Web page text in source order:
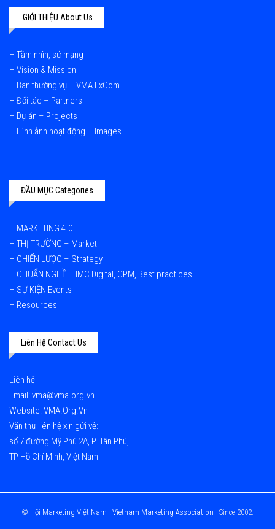
GIỚI THIỆU About Us
– Tầm nhìn, sứ mạng
– Vision & Mission
– Ban thường vụ – VMA ExCom
– Đối tác – Partners
– Dự án – Projects
– Hình ảnh hoạt động – Images
ĐẦU MỤC Categories
– MARKETING 4.0
– THỊ TRƯỜNG – Market
– CHIẾN LƯỢC – Strategy
– CHUẨN NGHỀ – IMC Digital, CPM, Best practices
– SỰ KIỆN Events
– Resources
Liên Hệ Contact Us
Liên hệ
Email: vma@vma.org.vn
Website: VMA.Org.Vn
Văn thư liên hệ xin gửi về:
số 7 đường Mỹ Phú 2A, P. Tân Phú,
TP Hồ Chí Minh, Việt Nam
© Hội Marketing Việt Nam - Vietnam Marketing Association - Since 2002.